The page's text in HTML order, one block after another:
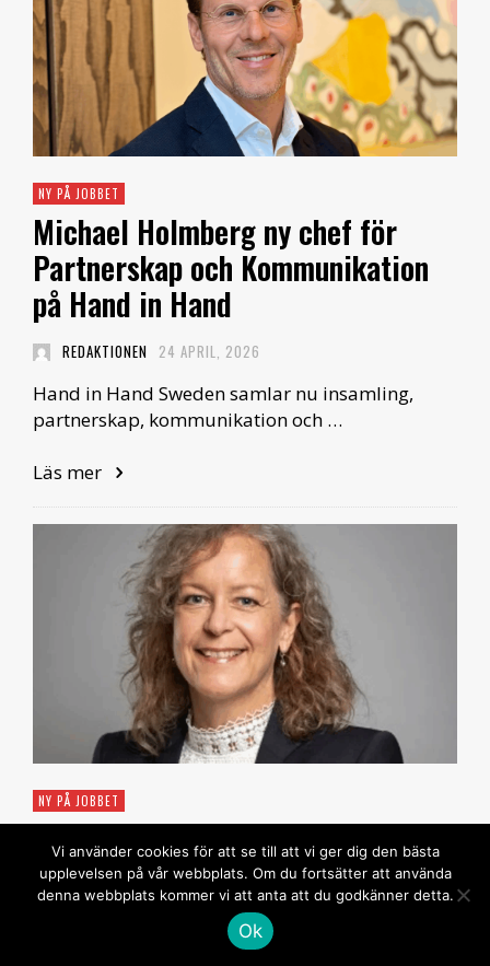
NY PÅ JOBBET
Michael Holmberg ny chef för
Partnerskap och Kommunikation
på Hand in Hand
REDAKTIONEN 24 APRIL, 2026
Hand in Hand Sweden samlar nu insamling,
partnerskap, kommunikation och …
Läs mer
NY PÅ JOBBET
Petra Menander ny ambassadör i
Indien
24 APRIL, 2026
Vi använder cookies för att se till att vi ger dig den bästa
upplevelsen på vår webbplats. Om du fortsätter att använda
denna webbplats kommer vi att anta att du godkänner detta.
Ok